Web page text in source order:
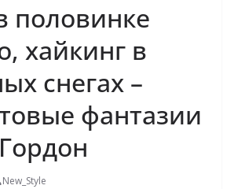
половинке
хайкинг в
снегах –
фантазии
New_Style